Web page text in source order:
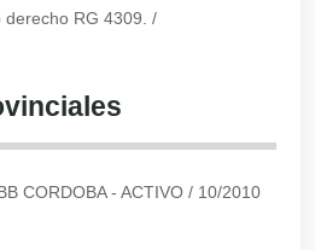
RG 4309. /
CORDOBA - ACTIVO / 10/2010